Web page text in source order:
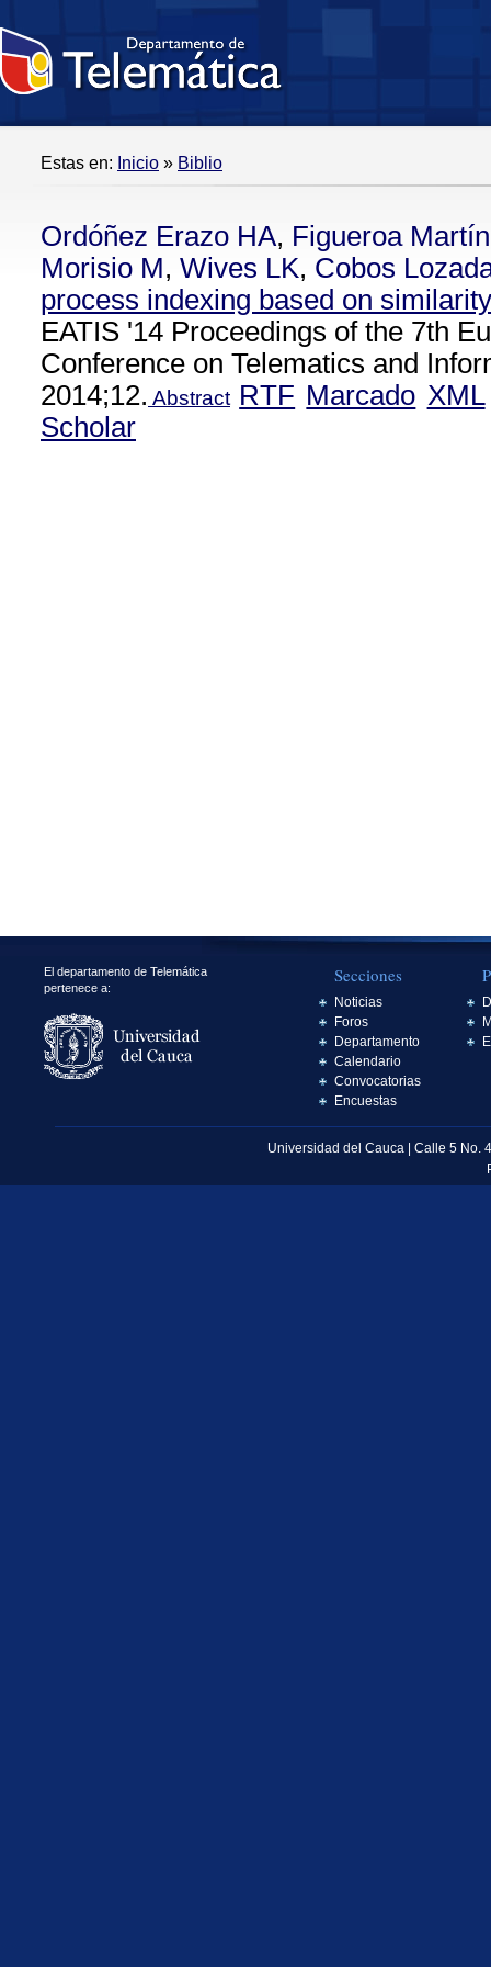
Estas en: Inicio » Biblio
Ordóñez Erazo HA, Figueroa
Morisio M, Wives LK, Cobos
process indexing based on
EATIS '14 Proceedings of the 7th
Conference on Telematics and
2014;12. Abstract RTF Marcado XML
Scholar
El departamento de Telemática
pertenece a:
Secciones
Noticias
Foros
Departamento
Calendario
Convocatorias
Encuestas
Universidad del Cauca | Calle 5 No.